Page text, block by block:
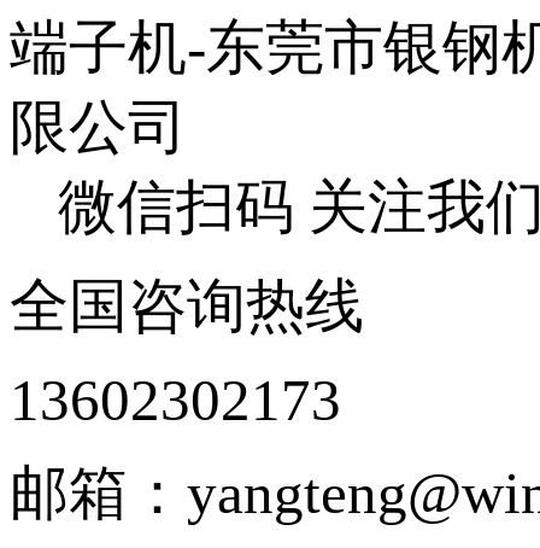
微信扫码 关注我
全国咨询热线
13602302173
邮箱：